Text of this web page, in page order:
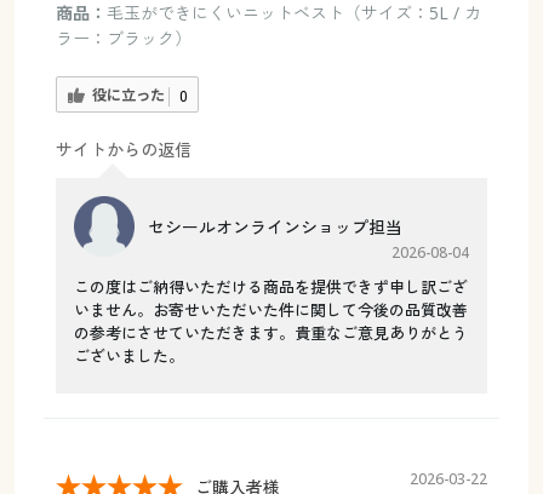
商品： 毛玉ができにくいニットベスト（サイズ：5L / カ
ラー：ブラック）
役に立った 0
サイトからの返信
セシールオンラインショップ担当
2026-08-04
この度はご納得いただける商品を提供できず申し訳ござ
いません。お寄せいただいた件に関して今後の品質改善
の参考にさせていただきます。貴重なご意見ありがとう
ございました。
ご購入者様 2026-03-22